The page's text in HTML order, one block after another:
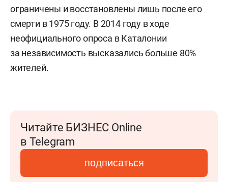
ограничены и восстановлены лишь после его
смерти в 1975 году. В 2014 году в ходе
неофициального опроса в Каталонии
за независимость высказались больше 80%
жителей.
Читайте БИЗНЕС Online
в Telegram
подписаться